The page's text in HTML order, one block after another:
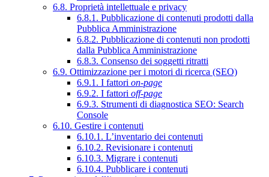
6.8. Proprietà intellettuale e privacy
6.8.1. Pubblicazione di contenuti prodotti dalla
Pubblica Amministrazione
6.8.2. Pubblicazione di contenuti non prodotti
dalla Pubblica Amministrazione
6.8.3. Consenso dei soggetti ritratti
6.9. Ottimizzazione per i motori di ricerca (SEO)
6.9.1. I fattori on-page
6.9.2. I fattori off-page
6.9.3. Strumenti di diagnostica SEO: Search
Console
6.10. Gestire i contenuti
6.10.1. L’inventario dei contenuti
6.10.2. Revisionare i contenuti
6.10.3. Migrare i contenuti
6.10.4. Pubblicare i contenuti